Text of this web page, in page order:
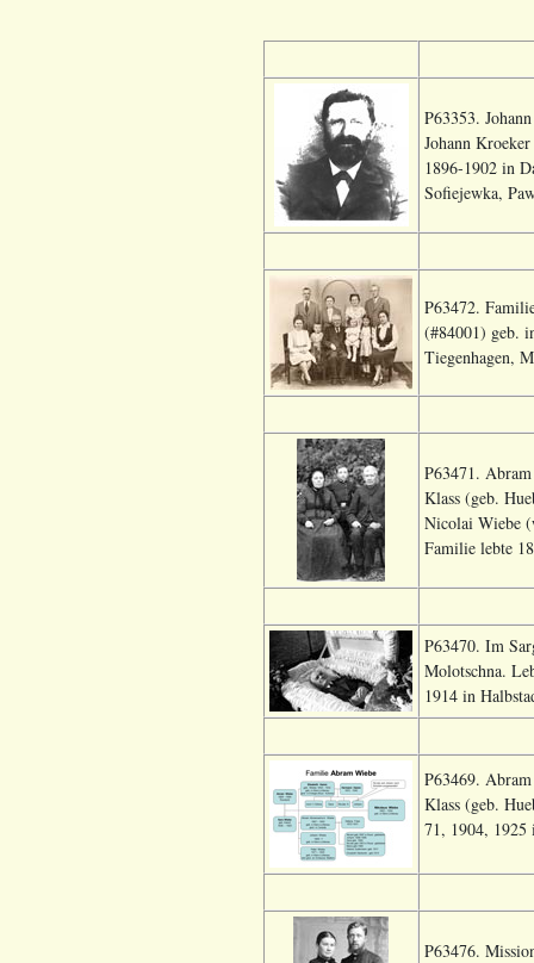
P63353.
Johann
1896-1902 in
Sofiejewka,
P63472.
(#84001) geb.
Tiegenhagen,
P63471.
Klass (geb.
Nicolai Wiebe
Familie lebte
P63470. Im
Molotschna.
1914 in
P63469.
Klass (geb.
71, 1904,
P63476.